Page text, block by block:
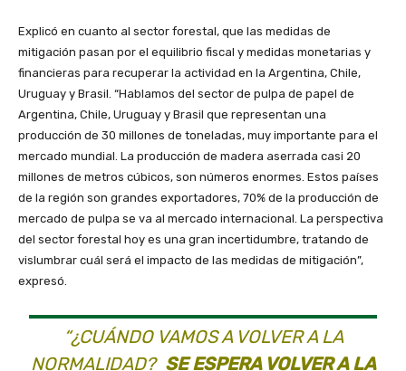
Explicó en cuanto al sector forestal, que las medidas de
mitigación pasan por el equilibrio fiscal y medidas monetarias y
financieras para recuperar la actividad en la Argentina, Chile,
Uruguay y Brasil. “Hablamos del sector de pulpa de papel de
Argentina, Chile, Uruguay y Brasil que representan una
producción de 30 millones de toneladas, muy importante para el
mercado mundial. La producción de madera aserrada casi 20
millones de metros cúbicos, son números enormes. Estos países
de la región son grandes exportadores, 70% de la producción de
mercado de pulpa se va al mercado internacional. La perspectiva
del sector forestal hoy es una gran incertidumbre, tratando de
vislumbrar cuál será el impacto de las medidas de mitigación”,
expresó.
“¿CUÁNDO VAMOS A VOLVER A LA
NORMALIDAD? SE ESPERA VOLVER A LA